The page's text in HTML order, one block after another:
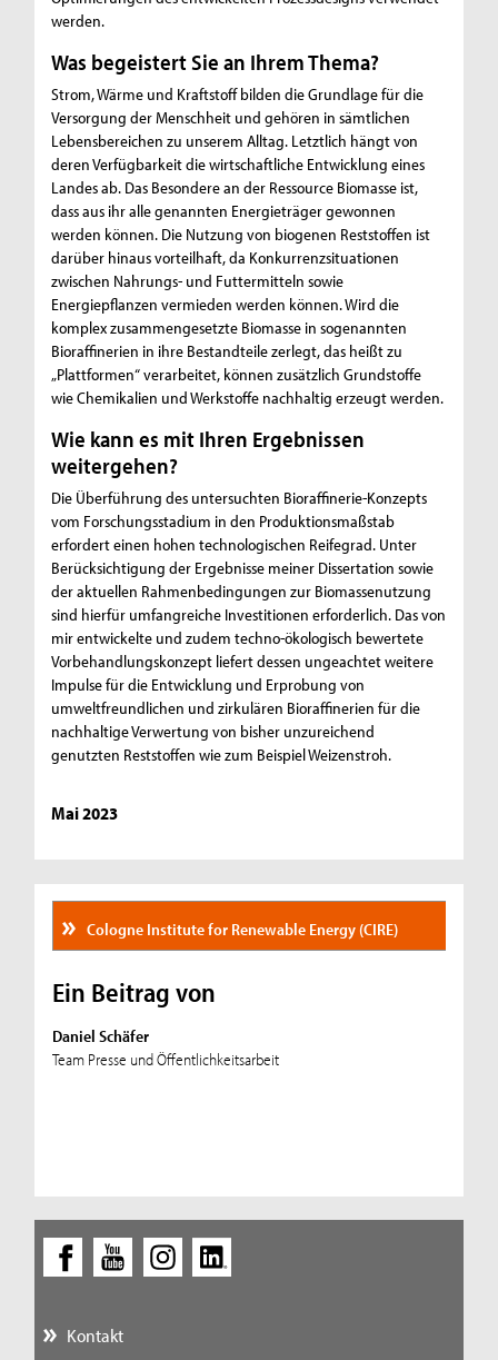
werden.
Was begeistert Sie an Ihrem Thema?
Strom, Wärme und Kraftstoff bilden die Grundlage für die
Versorgung der Menschheit und gehören in sämtlichen
Lebensbereichen zu unserem Alltag. Letztlich hängt von
deren Verfügbarkeit die wirtschaftliche Entwicklung eines
Landes ab. Das Besondere an der Ressource Biomasse ist,
dass aus ihr alle genannten Energieträger gewonnen
werden können. Die Nutzung von biogenen Reststoffen ist
darüber hinaus vorteilhaft, da Konkurrenzsituationen
zwischen Nahrungs- und Futtermitteln sowie
Energiepflanzen vermieden werden können. Wird die
komplex zusammengesetzte Biomasse in sogenannten
Bioraffinerien in ihre Bestandteile zerlegt, das heißt zu
„Plattformen“ verarbeitet, können zusätzlich Grundstoffe
wie Chemikalien und Werkstoffe nachhaltig erzeugt werden.
Wie kann es mit Ihren Ergebnissen
weitergehen?
Die Überführung des untersuchten Bioraffinerie-Konzepts
vom Forschungsstadium in den Produktionsmaßstab
erfordert einen hohen technologischen Reifegrad. Unter
Berücksichtigung der Ergebnisse meiner Dissertation sowie
der aktuellen Rahmenbedingungen zur Biomassenutzung
sind hierfür umfangreiche Investitionen erforderlich. Das von
mir entwickelte und zudem techno-ökologisch bewertete
Vorbehandlungskonzept liefert dessen ungeachtet weitere
Impulse für die Entwicklung und Erprobung von
umweltfreundlichen und zirkulären Bioraffinerien für die
nachhaltige Verwertung von bisher unzureichend
genutzten Reststoffen wie zum Beispiel Weizenstroh.
Mai 2023
Cologne Institute for Renewable Energy (CIRE)
Ein Beitrag von
Daniel Schäfer
Team Presse und Öffentlichkeitsarbeit
Kontakt